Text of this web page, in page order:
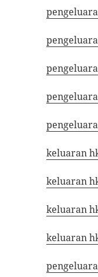
keluaran
keluaran
keluaran
keluaran